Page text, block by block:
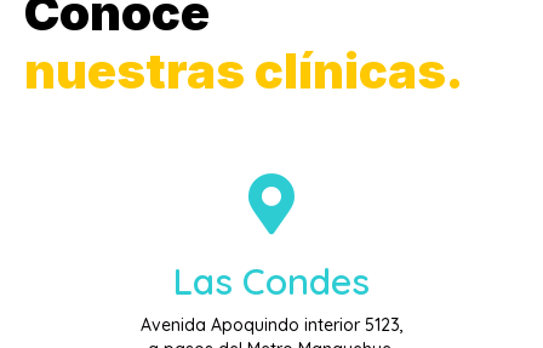
Conoce
nuestras clínicas.
Las Condes
Avenida Apoquindo interior 5123,